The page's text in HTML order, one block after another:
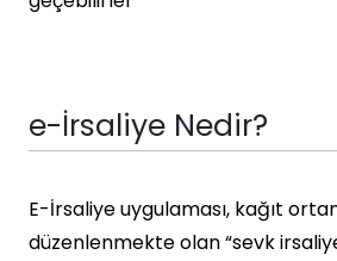
e-İrsaliye Nedir?
E-İrsaliye uygulaması, kağıt
düzenlenmekte olan “sevk